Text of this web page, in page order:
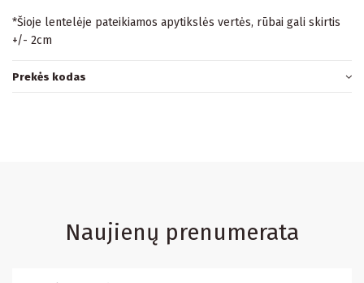
*Šioje lentelėje pateikiamos apytikslės vertės, rūbai gali skirtis
+/- 2cm
Prekės kodas
Naujienų prenumerata